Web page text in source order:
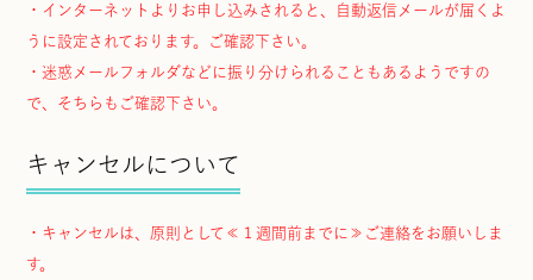
・インターネットよりお申し込みされると、自動返信メールが届くよ
うに設定されております。ご確認下さい。
・迷惑メールフォルダなどに振り分けられることもあるようですの
で、そちらもご確認下さい。
キャンセルについて
・キャンセルは、原則として≪１週間前までに≫ご連絡をお願いしま
す。